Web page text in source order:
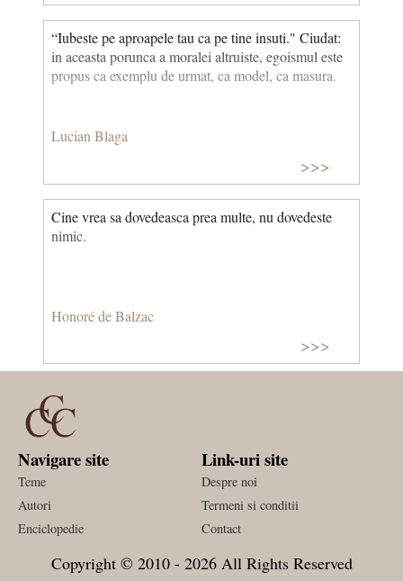
“Iubeste pe aproapele tau ca pe tine insuti." Ciudat:
in aceasta porunca a moralei altruiste, egoismul este
propus ca exemplu de urmat, ca model, ca masura.
Lucian Blaga
>>>
Cine vrea sa dovedeasca prea multe, nu dovedeste
nimic.
Honoré de Balzac
>>>
Navigare site
Teme
Autori
Enciclopedie
Link-uri site
Despre noi
Termeni si conditii
Contact
Copyright © 2010 - 2026 All Rights Reserved